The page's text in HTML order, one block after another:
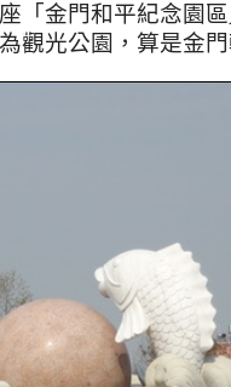
「金門和平紀念園
觀光公園，算是金門